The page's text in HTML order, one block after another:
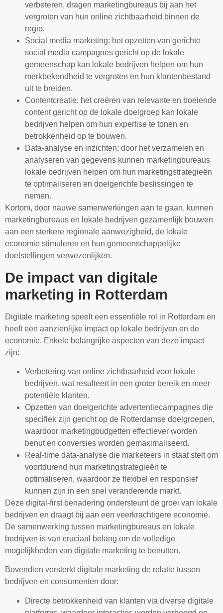
verbeteren, dragen marketingbureaus bij aan het
vergroten van hun online zichtbaarheid binnen de
regio.
Social media marketing: het opzetten van gerichte
social media campagnes gericht op de lokale
gemeenschap kan lokale bedrijven helpen om hun
merkbekendheid te vergroten en hun klantenbestand
uit te breiden.
Contentcreatie: het creëren van relevante en boeiende
content gericht op de lokale doelgroep kan lokale
bedrijven helpen om hun expertise te tonen en
betrokkenheid op te bouwen.
Data-analyse en inzichten: door het verzamelen en
analyseren van gegevens kunnen marketingbureaus
lokale bedrijven helpen om hun marketingstrategieën
te optimaliseren en doelgerichte beslissingen te
nemen.
Kortom, door nauwe samenwerkingen aan te gaan, kunnen
marketingbureaus en lokale bedrijven gezamenlijk bouwen
aan een sterkere regionale aanwezigheid, de lokale
economie stimuleren en hun gemeenschappelijke
doelstellingen verwezenlijken.
De impact van digitale
marketing in Rotterdam
Digitale marketing speelt een essentiële rol in Rotterdam en
heeft een aanzienlijke impact op lokale bedrijven en de
economie. Enkele belangrijke aspecten van deze impact
zijn:
Verbetering van online zichtbaarheid voor lokale
bedrijven, wat resulteert in een groter bereik en meer
potentiële klanten.
Opzetten van doelgerichte advertentiecampagnes die
specifiek zijn gericht op de Rotterdamse doelgroepen,
waardoor marketingbudgetten effectiever worden
benut en conversies worden gemaximaliseerd.
Real-time data-analyse die marketeers in staat stelt om
voortdurend hun marketingstrategieën te
optimaliseren, waardoor ze flexibel en responsief
kunnen zijn in een snel veranderende markt.
Deze digital-first benadering ondersteunt de groei van lokale
bedrijven en draagt bij aan een veerkrachtigere economie.
De samenwerking tussen marketingbureaus en lokale
bedrijven is van cruciaal belang om de volledige
mogelijkheden van digitale marketing te benutten.
Bovendien versterkt digitale marketing de relatie tussen
bedrijven en consumenten door:
Directe betrokkenheid van klanten via diverse digitale